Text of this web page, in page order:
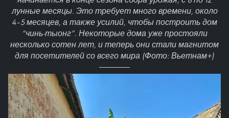
лунные месяцы. Это требует много времени, около
4–5 месяцев, а также усилий, чтобы построить дом
“чинь-тыонг”. Некоторые дома уже простояли
несколько сотен лет, и теперь они стали магнитом
для посетителей со всего мира (Фото: Вьетнам+)